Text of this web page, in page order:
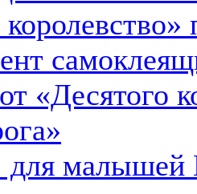
«Десятого
малышей